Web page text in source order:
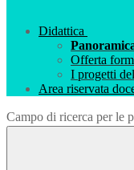
Didattica
Offerta
I progetti
Area riservata
Campo di ricerca per le